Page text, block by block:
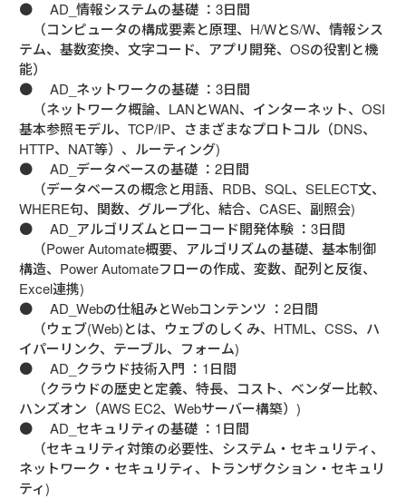
●　 AD_情報システムの基礎 ：3日間
（コンピュータの構成要素と原理、H/WとS/W、情報シス
テム、基数変換、文字コード、アプリ開発、OSの役割と機
能）
●　 AD_ネットワークの基礎 ：3日間
（ネットワーク概論、LANとWAN、インターネット、OSI
基本参照モデル、TCP/IP、さまざまなプロトコル（DNS、
HTTP、NAT等）、ルーティング)
●　 AD_データベースの基礎 ：2日間
（データベースの概念と用語、RDB、SQL、SELECT文、
WHERE句、関数、グループ化、結合、CASE、副照会)
●　 AD_アルゴリズムとローコード開発体験 ：3日間
（Power Automate概要、アルゴリズムの基礎、基本制御
構造、Power Automateフローの作成、変数、配列と反復、
Excel連携)
●　 AD_Webの仕組みとWebコンテンツ ：2日間
（ウェブ(Web)とは、ウェブのしくみ、HTML、CSS、ハ
イパーリンク、テーブル、フォーム)
●　 AD_クラウド技術入門 ：1日間
（クラウドの歴史と定義、特長、コスト、ベンダー比較、
ハンズオン（AWS EC2、Webサーバー構築）)
●　 AD_セキュリティの基礎 ：1日間
（セキュリティ対策の必要性、システム・セキュリティ、
ネットワーク・セキュリティ、トランザクション・セキュリ
ティ)